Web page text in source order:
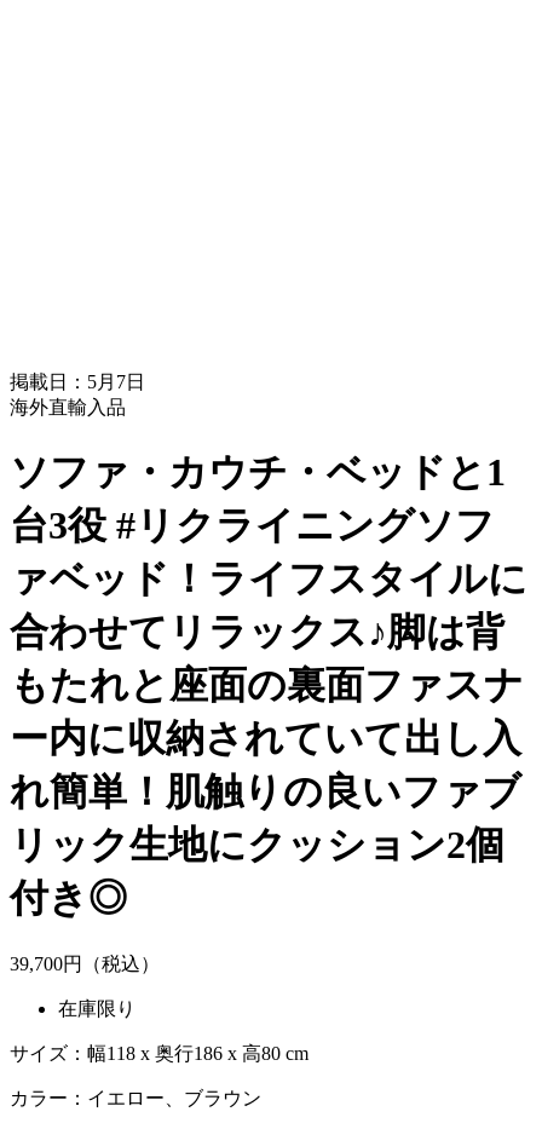
掲載日：5月7日
海外直輸入品
ソファ・カウチ・ベッドと1
台3役 #リクライニングソフ
ァベッド！ライフスタイルに
合わせてリラックス♪脚は背
もたれと座面の裏面ファスナ
ー内に収納されていて出し入
れ簡単！肌触りの良いファブ
リック生地にクッション2個
付き◎
39,700円（税込）
在庫限り
サイズ：幅118 x 奥行186 x 高80 cm
カラー：イエロー、ブラウン